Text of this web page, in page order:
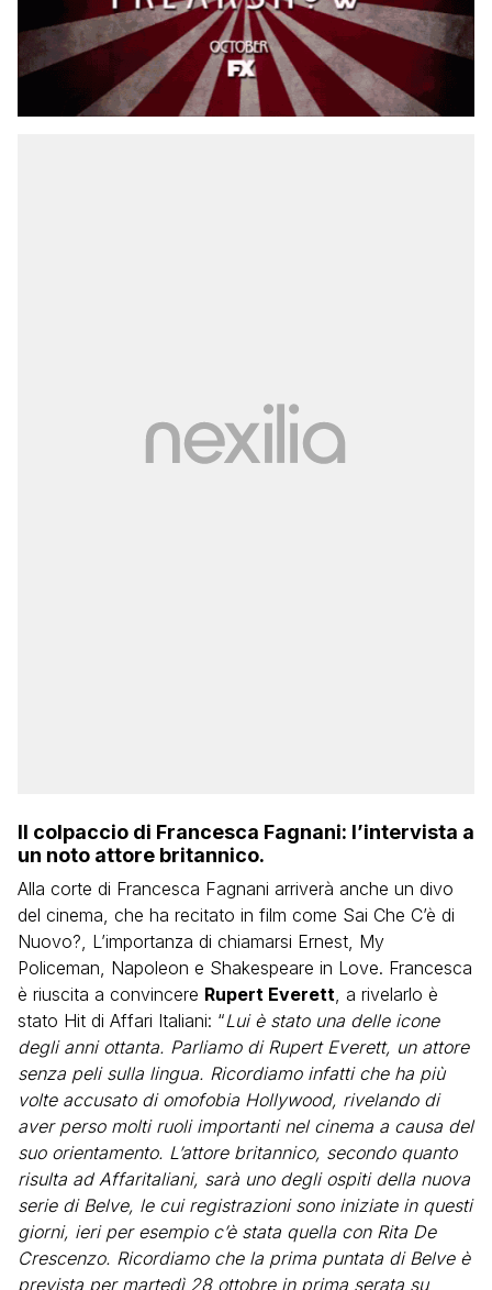
Il colpaccio di Francesca Fagnani: l’intervista a
un noto attore britannico.
Alla corte di Francesca Fagnani arriverà anche un divo
del cinema, che ha recitato in film come Sai Che C’è di
Nuovo?, L’importanza di chiamarsi Ernest, My
Policeman, Napoleon e Shakespeare in Love. Francesca
è riuscita a convincere Rupert Everett , a rivelarlo è
stato Hit di Affari Italiani: “Lui è stato una delle icone
degli anni ottanta. Parliamo di Rupert Everett, un attore
senza peli sulla lingua. Ricordiamo infatti che ha più
volte accusato di omofobia Hollywood, rivelando di
aver perso molti ruoli importanti nel cinema a causa del
suo orientamento. L’attore britannico, secondo quanto
risulta ad Affaritaliani, sarà uno degli ospiti della nuova
serie di Belve, le cui registrazioni sono iniziate in questi
giorni, ieri per esempio c’è stata quella con Rita De
Crescenzo. Ricordiamo che la prima puntata di Belve è
prevista per martedì 28 ottobre in prima serata su